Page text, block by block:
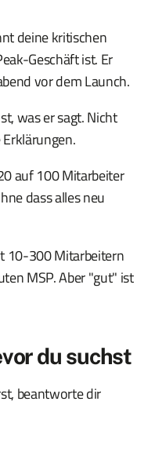
deine kritischen
Geschäft ist. Er
vor dem Launch.
was er sagt. Nicht
auf 100 Mitarbeiter
dass alles neu
10-300 Mitarbeitern
MSP. Aber "gut" ist
du suchst
beantworte dir